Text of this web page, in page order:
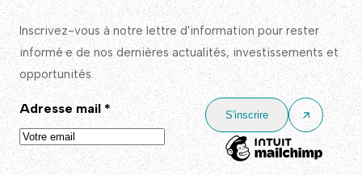
Inscrivez-vous à notre lettre d'information pour rester
informé·e de nos dernières actualités, investissements et
opportunités.
Adresse mail *